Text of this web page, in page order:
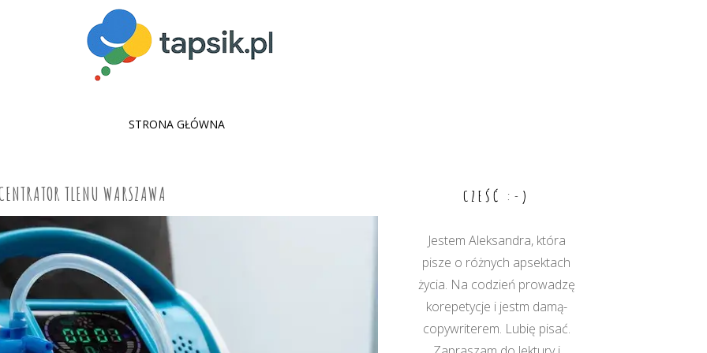
SKIP
STRONA GŁÓWNA
TLENU WARSZAWA CZEŚĆ :-)
Jestem Aleksandra, która
pisze o różnych apsektach
życia. Na codzień prowadzę
korepetycje i jestm damą-
copywriterem. Lubię pisać.